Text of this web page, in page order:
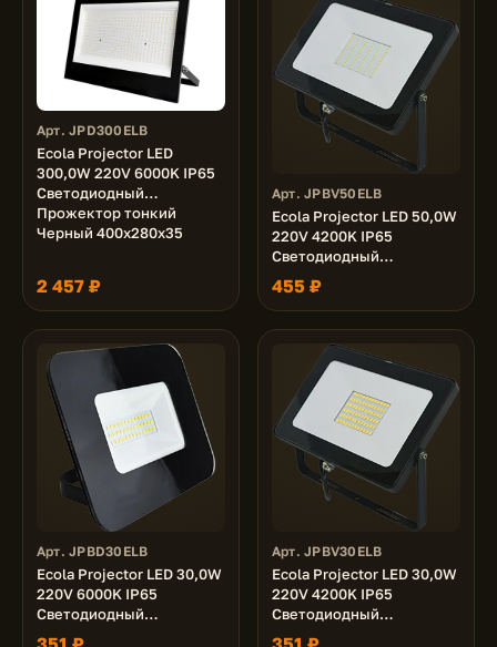
Арт. JPD300ELB
Ecola Projector LED
300,0W 220V 6000K IP65
Светодиодный
Прожектор тонкий
Черный 400x280x35
2 457 ₽
Арт. JPBV50ELB
Ecola Projector LED 50,0W
220V 4200K IP65
Светодиодный
Прожектор тонкий
Черный 150x110x30
455 ₽
Арт. JPBD30ELB
Ecola Projector LED 30,0W
220V 6000K IP65
Светодиодный
Прожектор тонкий
Арт. JPBV30ELB
Ecola Projector LED 30,0W
220V 4200K IP65
Светодиодный
Прожектор тонкий